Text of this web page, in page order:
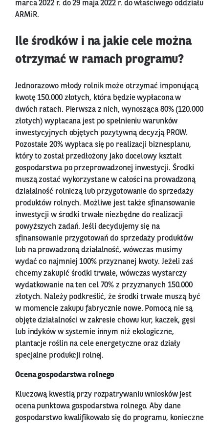
marca 2022 r. do 29 maja 2022 r. do właściwego oddziału
ARMiR.
Ile środków i na jakie cele można
otrzymać w ramach programu?
Jednorazowo młody rolnik może otrzymać imponującą
kwotę 150.000 złotych, która będzie wypłacona w
dwóch ratach. Pierwsza z nich, wynosząca 80% (120.000
złotych) wypłacana jest po spełnieniu warunków
inwestycyjnych objętych pozytywną decyzją PROW.
Pozostałe 20% wypłaca się po realizacji biznesplanu,
który to został przedłożony jako docelowy kształt
gospodarstwa po przeprowadzonej inwestycji. Środki
muszą zostać wykorzystane w całości na prowadzoną
działalność rolniczą lub przygotowanie do sprzedaży
produktów rolnych. Możliwe jest także sfinansowanie
inwestycji w środki trwałe niezbędne do realizacji
powyższych zadań. Jeśli decydujemy się na
sfinansowanie przygotowań do sprzedaży produktów
lub na prowadzoną działalność, wówczas musimy
wydać co najmniej 100% przyznanej kwoty. Jeżeli zaś
chcemy zakupić środki trwałe, wówczas wystarczy
wydatkowanie na ten cel 70% z przyznanych 150.000
złotych. Należy podkreślić, że środki trwałe muszą być
w momencie zakupu fabrycznie nowe. Pomocą nie są
objęte działalności w zakresie chowu kur, kaczek, gęsi
lub indyków w systemie innym niż ekologiczne,
plantacje roślin na cele energetyczne oraz działy
specjalne produkcji rolnej.
Ocena gospodarstwa rolnego
Kluczową kwestią przy rozpatrywaniu wniosków jest
ocena punktowa gospodarstwa rolnego. Aby dane
gospodarstwo kwalifikowało się do programu, konieczne